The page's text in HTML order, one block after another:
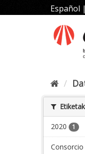
edukira
Español |
Etiketak
2020 1
Consorcio